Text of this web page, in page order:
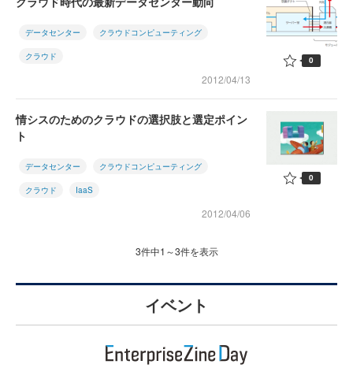
データセンター クラウドコンピューティング
クラウド
2012/04/13
0
情シスのためのクラウドの選択肢と選定ポイン
ト
データセンター クラウドコンピューティング
クラウド IaaS
2012/04/06
0
3件中1～3件を表示
イベント